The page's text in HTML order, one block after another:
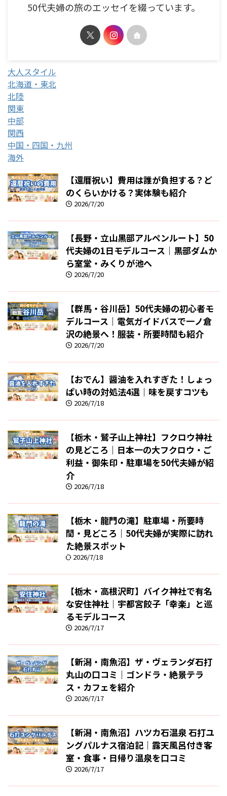
50代夫婦の旅のエッセイを綴っています。
大人スタイル
北海道・東北
北陸
関東
中部
関西
中国・四国・九州
海外
【還暦祝い】費用は誰が負担する？ど
のくらいかける？実体験も紹介
2026/7/20
【長野・立山黒部アルペンルート】50
代夫婦の1日モデルコース｜黒部ダムか
ら室堂・みくりが池へ
2026/7/20
【群馬・谷川岳】50代夫婦の初心者モ
デルコース｜電気ガイドバスで一ノ倉
沢の絶景へ！服装・所要時間も紹介
2026/7/20
【おでん】醤油を入れすぎた！しょっ
ぱい時の対処法4選｜味を戻すコツも
2026/7/18
【栃木・鷲子山上神社】フクロウ神社
の見どころ｜日本一の大フクロウ・ご
利益・御朱印・駐車場を50代夫婦が紹
介
2026/7/18
【栃木・龍門の滝】駐車場・所要時
間・見どころ｜50代夫婦が実際に訪れ
た絶景スポット
2026/7/18
【栃木・高根沢町】バイク神社で有名
な安住神社｜宇都宮餃子「幸楽」と巡
るモデルコース
2026/7/17
【新潟・南魚沼】ザ・ヴェランダ石打
丸山の口コミ｜ゴンドラ・絶景テラ
ス・カフェを紹介
2026/7/17
【新潟・南魚沼】ハツカ石温泉 石打ユ
ングパルナス宿泊記｜露天風呂付き客
室・食事・日帰り温泉を口コミ
2026/7/17